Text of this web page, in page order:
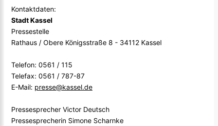
Kontaktdaten:
Stadt Kassel
Pressestelle
Rathaus / Obere Königsstraße 8 - 34112 Kassel
Telefon: 0561 / 115
Telefax: 0561 / 787-87
E-Mail: presse@kassel.de
Pressesprecher Victor Deutsch
Pressesprecherin Simone Scharnke